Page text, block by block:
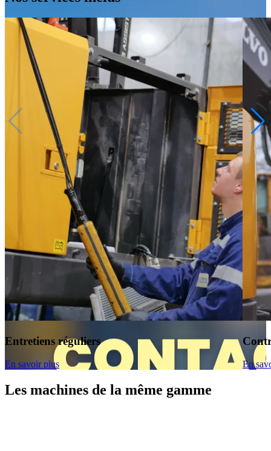
Entretiens réguliers
En savoir plus En
Les machines de la même gamme